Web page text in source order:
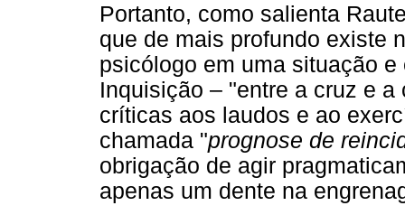
Portanto, como salienta
que de mais profundo existe
psicólogo em uma situação
Inquisição – "entre a cruz e
críticas aos laudos e ao
chamada "prognose de
obrigação de agir
apenas um dente na